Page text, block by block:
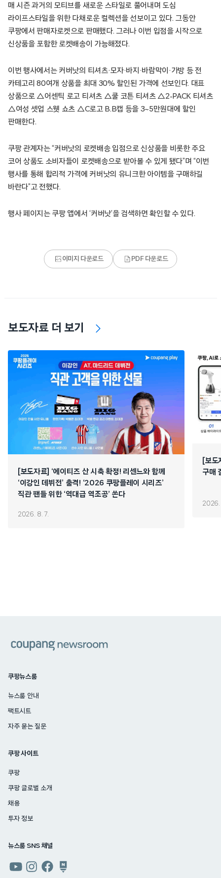
매 시즌 과거의 모티브를 새로운 스타일로 풀어내며 도심
라이프스타일을 위한 다채로운 컬렉션을 선보이고 있다. 그동안
쿠팡에서 판매자로켓으로 판매했다. 그러나 이번 입점을 시작으로
신상품을 포함한 로켓배송이 가능해졌다.
이번 행사에서는 커버낫의 티셔츠·모자·바지·바람막이·가방 등 전
카테고리 80여개 상품을 최대 30% 할인된 가격에 선보인다. 대표
상품으로 △어센틱 로고 티셔츠 △쿨 코튼 티셔츠 △2-PACK 티셔츠
△여성 셋업 스웻 쇼츠 △C로고 B.B캡 등을 3~5만원대에 할인
판매한다.
쿠팡 관계자는 “커버낫의 로켓배송 입점으로 신상품을 비롯한 주요
코어 상품도 소비자들이 로켓배송으로 받아볼 수 있게 됐다”며 “이번
행사를 통해 합리적 가격에 커버낫의 유니크한 아이템을 구매하길
바란다”고 전했다.
행사 페이지는 쿠팡 앱에서 ‘커버낫’을 검색하면 확인할 수 있다.
이미지 다운로드 PDF 다운로드
보도자료 더 보기
[보도자료] ‘에이티즈 산 시축 확정! 리센느와 함께
‘이강인 데뷔전’ 출격! ‘2026 쿠팡플레이 시리즈’
직관 팬들 위한 ‘역대급 역조공’ 쏜다
2026. 8. 7.
[보
구매
2026.
쿠팡뉴스룸
뉴스룸 안내
팩트시트
자주 묻는 질문
쿠팡 사이트
쿠팡
쿠팡 글로벌 소개
채용
투자 정보
뉴스룸 SNS 채널